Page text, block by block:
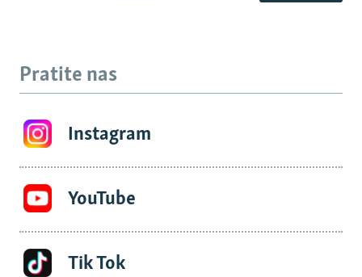
Pratite nas
Instagram
YouTube
Tik Tok